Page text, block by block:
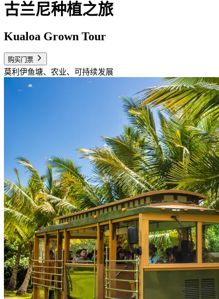
古兰尼种植之旅
Kualoa Grown Tour
购买门票
莫利伊鱼塘、农业、可持续发展